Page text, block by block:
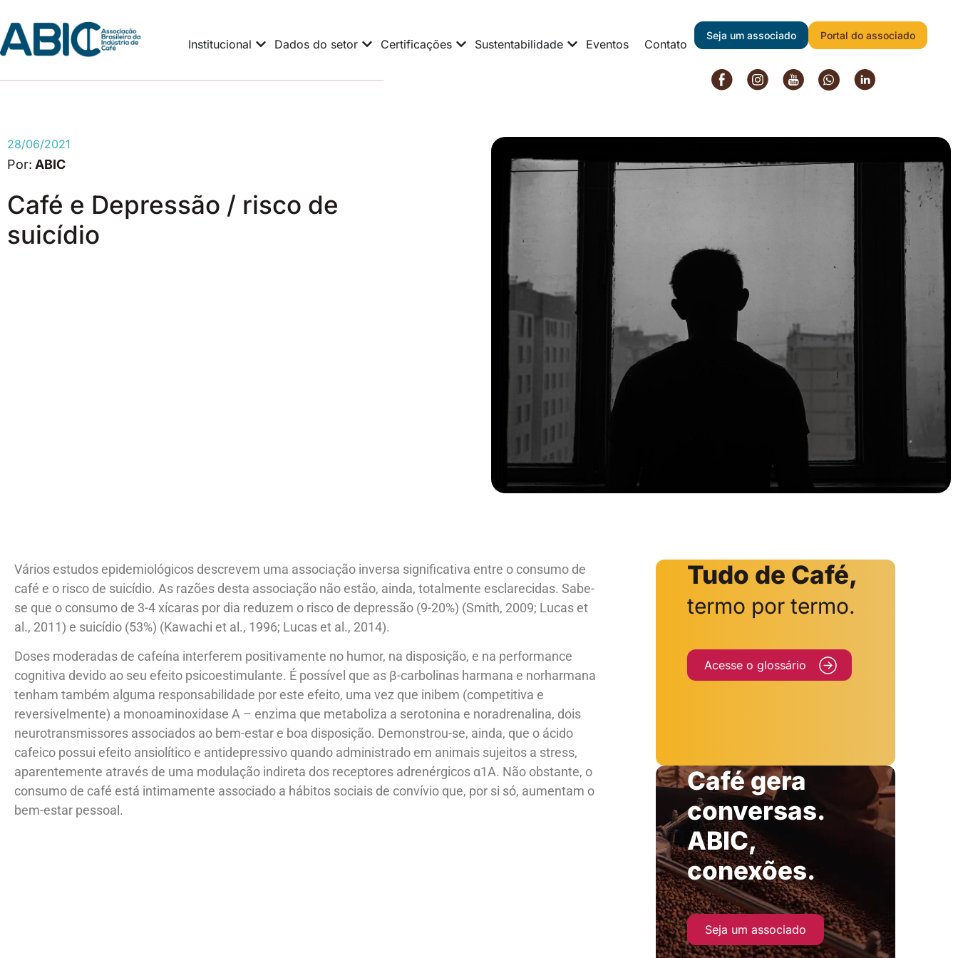
Institucional Dados do setor Certificações Sustentabilidade Eventos Contato
Seja um associado Portal do associado
Voltar
28/06/2021
ABIC
Café e Depressão / risco de
suicídio
Vários estudos epidemiológicos descrevem uma associação inversa significativa entre o consumo de
café e o risco de suicídio. As razões desta associação não estão, ainda, totalmente esclarecidas. Sabe-
se que o consumo de 3-4 xícaras por dia reduzem o risco de depressão (9-20%) (Smith, 2009; Lucas et
al., 2011) e suicídio (53%) (Kawachi et al., 1996; Lucas et al., 2014).
Doses moderadas de cafeína interferem positivamente no humor, na disposição, e na performance
cognitiva devido ao seu efeito psicoestimulante. É possível que as β-carbolinas harmana e norharmana
tenham também alguma responsabilidade por este efeito, uma vez que inibem (competitiva e
reversivelmente) a monoaminoxidase A – enzima que metaboliza a serotonina e noradrenalina, dois
neurotransmissores associados ao bem-estar e boa disposição. Demonstrou-se, ainda, que o ácido
cafeico possui efeito ansiolítico e antidepressivo quando administrado em animais sujeitos a stress,
aparentemente através de uma modulação indireta dos receptores adrenérgicos α1A. Não obstante, o
consumo de café está intimamente associado a hábitos sociais de convívio que, por si só, aumentam o
bem-estar pessoal.
Tudo de Café,
termo por termo.
Acesse o glossário
Café gera
conversas.
ABIC,
conexões.
Seja um associado